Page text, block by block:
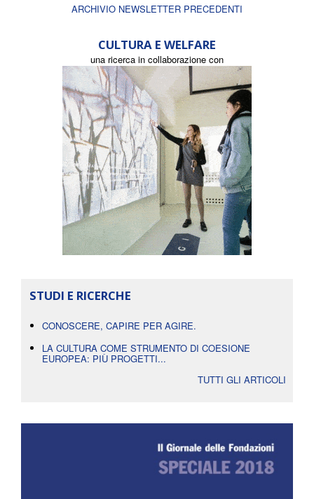
ARCHIVIO NEWSLETTER PRECEDENTI
CULTURA E WELFARE
una ricerca in collaborazione con
STUDI E RICERCHE
CONOSCERE, CAPIRE PER AGIRE.
LA CULTURA COME STRUMENTO DI COESIONE
EUROPEA: PIÙ PROGETTI...
TUTTI GLI ARTICOLI